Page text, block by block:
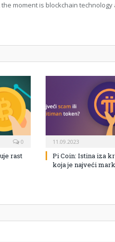
moment is blockchain technology
0
rast
11.09.2023
Pi Coin: Istina iza
koja je najveći